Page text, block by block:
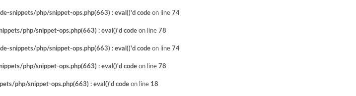
snippets/php/snippet-ops.php(663) : eval()'d code on line 74
php/snippet-ops.php(663) : eval()'d code on line 78
snippets/php/snippet-ops.php(663) : eval()'d code on line 74
php/snippet-ops.php(663) : eval()'d code on line 78
php/snippet-ops.php(663) : eval()'d code on line 18